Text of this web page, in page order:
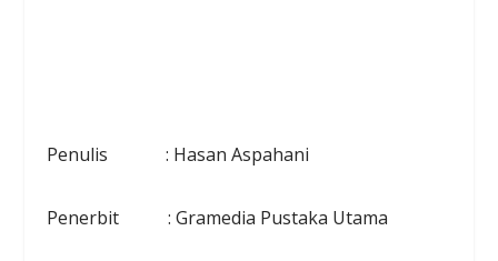
Penulis : Hasan Aspahani
Penerbit : Gramedia Pustaka Utama